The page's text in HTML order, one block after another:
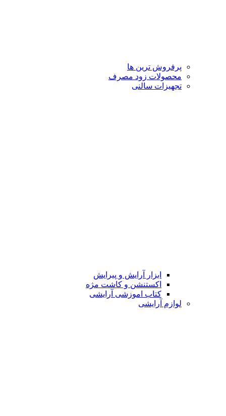
پرفروش ترین ها
محصولات زود مصرف
تجهیزات سالنی
ابزار آرایش و پیرایش
اکستنشن و کاشت مژه
کتاب اموزشی آرایشی
لوازم آرایشی